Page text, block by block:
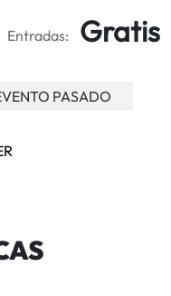
Entradas: Gratis
PASADO